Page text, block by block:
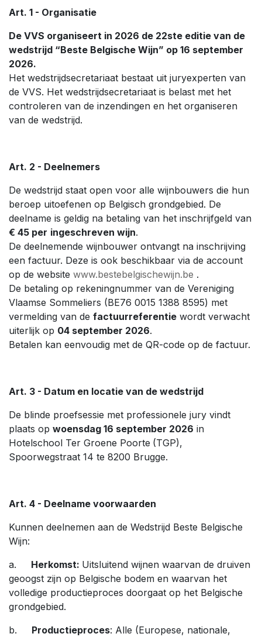
Art. 1 - Organisatie
De VVS organiseert in 2026 de 22ste editie van de
wedstrijd “Beste Belgische Wijn” op 16 september
2026.
Het wedstrijdsecretariaat bestaat uit juryexperten van
de VVS. Het wedstrijdsecretariaat is belast met het
controleren van de inzendingen en het organiseren
van de wedstrijd.
Art. 2 - Deelnemers
De wedstrijd staat open voor alle wijnbouwers die hun
beroep uitoefenen op Belgisch grondgebied. De
deelname is geldig na betaling van het inschrijfgeld van
€ 45 per ingeschreven wijn.
De deelnemende wijnbouwer ontvangt na inschrijving
een factuur. Deze is ook beschikbaar via de account
op de website www.bestebelgischewijn.be .
De betaling op rekeningnummer van de Vereniging
Vlaamse Sommeliers (BE76 0015 1388 8595) met
vermelding van de factuurreferentie wordt verwacht
uiterlijk op 04 september 2026.
Betalen kan eenvoudig met de QR-code op de factuur.
Art. 3 - Datum en locatie van de wedstrijd
De blinde proefsessie met professionele jury vindt
plaats op woensdag 16 september 2026 in
Hotelschool Ter Groene Poorte (TGP),
Spoorwegstraat 14 te 8200 Brugge.
Art. 4 - Deelname voorwaarden
Kunnen deelnemen aan de Wedstrijd Beste Belgische
Wijn:
a. Herkomst: Uitsluitend wijnen waarvan de druiven
geoogst zijn op Belgische bodem en waarvan het
volledige productieproces doorgaat op het Belgische
grondgebied.
b. Productieproces: Alle (Europese, nationale,